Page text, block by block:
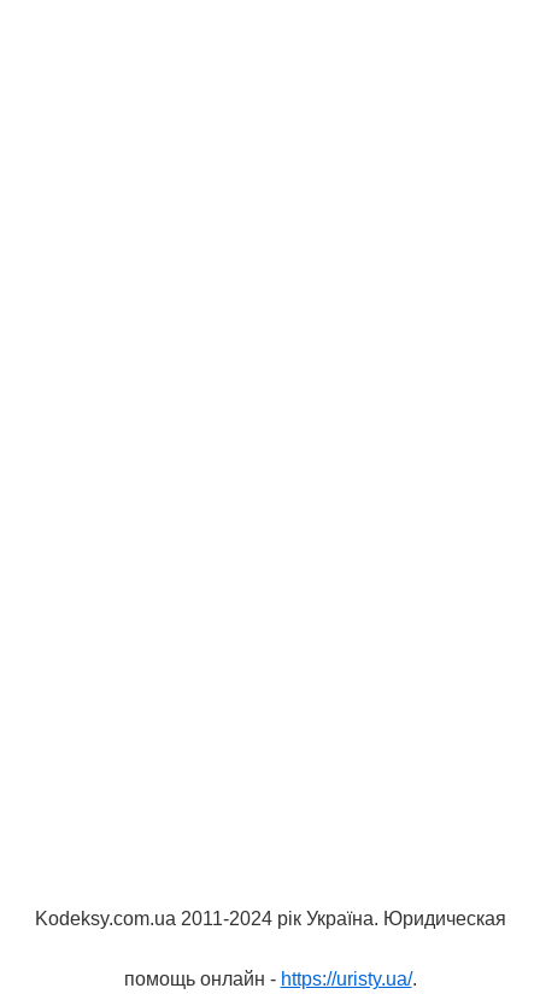
Kodeksy.com.ua 2011-2024 рік Україна. Юридическая
помощь онлайн - https://uristy.ua/.